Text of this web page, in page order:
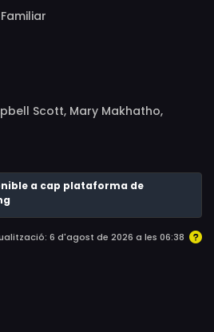
Familiar
Scott, Mary Makhatho,
Davis, Jennifer Steyn, Eamonn
Savage, Clive Scott, John
Nicky Rebelo
a cap plataforma de
6 d'agost de 2026 a les 06:38